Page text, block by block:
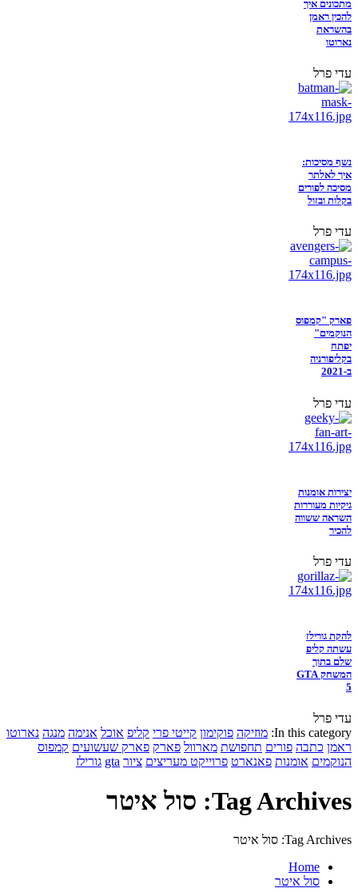
מתכונים איך
להכין ראמן
בהשראת
נארוטו
עדי פרל
נשף מסיכות:
איך לאלתר
מסיכה לפורים
בקלות ובזול
עדי פרל
פארק "קמפוס
הנוקמים"
יפתח
בקליפורניה
ב-2021
עדי פרל
יצירות אומנות
גיקיות מעוררות
השראה ששווה
להכיר
עדי פרל
להקת גורילז
עשתה קליפ
שלם בתוך
המשחק GTA
5
עדי פרל
In this category: מוזיקה פוקימון קייטי פרי קליפ אוכל אנימה מנגה נארוטו
ראמן כתבה פורים תחפושת מארוול פארק פארק שעשועים קמפוס
הנוקמים אומנות פאנארט פרוייקט מעריצים ציור gta גורילז
Tag Archives: סול איטר
Tag Archives: סול איטר
Home
סול איטר